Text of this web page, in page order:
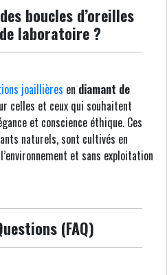
boucles d’oreilles
laboratoire ?
joaillières en diamant de
celles et ceux qui souhaitent
et conscience éthique. Ces
naturels, sont cultivés en
et sans exploitation
(FAQ)